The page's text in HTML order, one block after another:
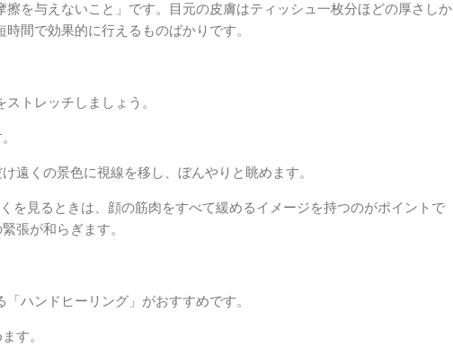
を与えないこと」です。目元の皮膚はティッシュ一枚分ほどの厚さしか
間で効果的に行えるものばかりです。
トレッチしましょう。
遠くの景色に視線を移し、ぼんやりと眺めます。
を見るときは、顔の筋肉をすべて緩めるイメージを持つのがポイントで
張が和らぎます。
ハンドヒーリング」がおすすめです。
す。